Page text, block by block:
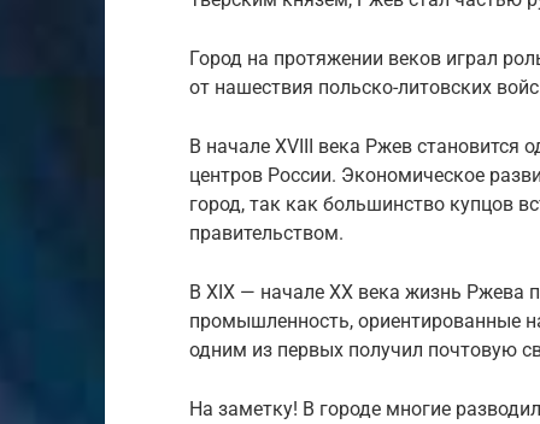
Город на протяжении веков играл
от нашествия польско-литовских
В начале XVIII века Ржев
центров России. Экономическое
город, так как большинство купцов
правительством.
В XIX — начале XX века жизнь Ржева
промышленность, ориентированные
одним из первых получил почтовую
На заметку! В городе многие